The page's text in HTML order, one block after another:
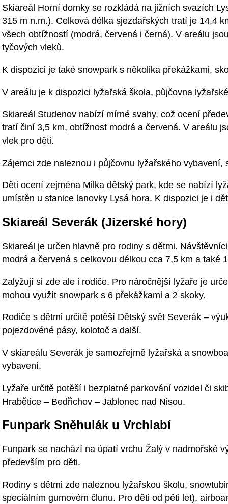
Skiareál Horní domky se rozkládá na jižních svazích
315 m n.m.). Celková délka sjezdařských tratí je 14,4
všech obtížností (modrá, červená i černá). V areálu
tyčových vleků.
K dispozici je také snowpark s několika překážkami,
V areálu je k dispozici lyžařská škola, půjčovna
Skiareál Studenov nabízí mírné svahy, což ocení
tratí činí 3,5 km, obtížnost modrá a červená. V areálu
vlek pro děti.
Zájemci zde naleznou i půjčovnu lyžařského vybavení,
Děti ocení zejména Milka dětský park, kde se nabízí
umístěn u stanice lanovky Lysá hora. K dispozici je i
Skiareál Severák (Jizerské hory)
Skiareál je určen hlavně pro rodiny s dětmi.
modrá a červená s celkovou délkou cca 7,5 km a také
Zalyžují si zde ale i rodiče. Pro náročnější lyžaře je
mohou využít snowpark s 6 překážkami a 2 skoky.
Rodiče s dětmi určitě potěší Dětský svět Severák –
pojezdovéné pásy, kolotoč a další.
V skiareálu Severák je samozřejmě lyžařská a
vybavení.
Lyžaře určitě potěší i bezplatné parkování vozidel či
Hrabětice – Bedřichov – Jablonec nad Nisou.
Funpark Sněhulák u Vrchlabí
Funpark se nachází na úpatí vrchu Žalý v nadmořské
především pro děti.
Rodiny s dětmi zde naleznou lyžařskou školu,
speciálním gumovém člunu. Pro děti od pěti let),